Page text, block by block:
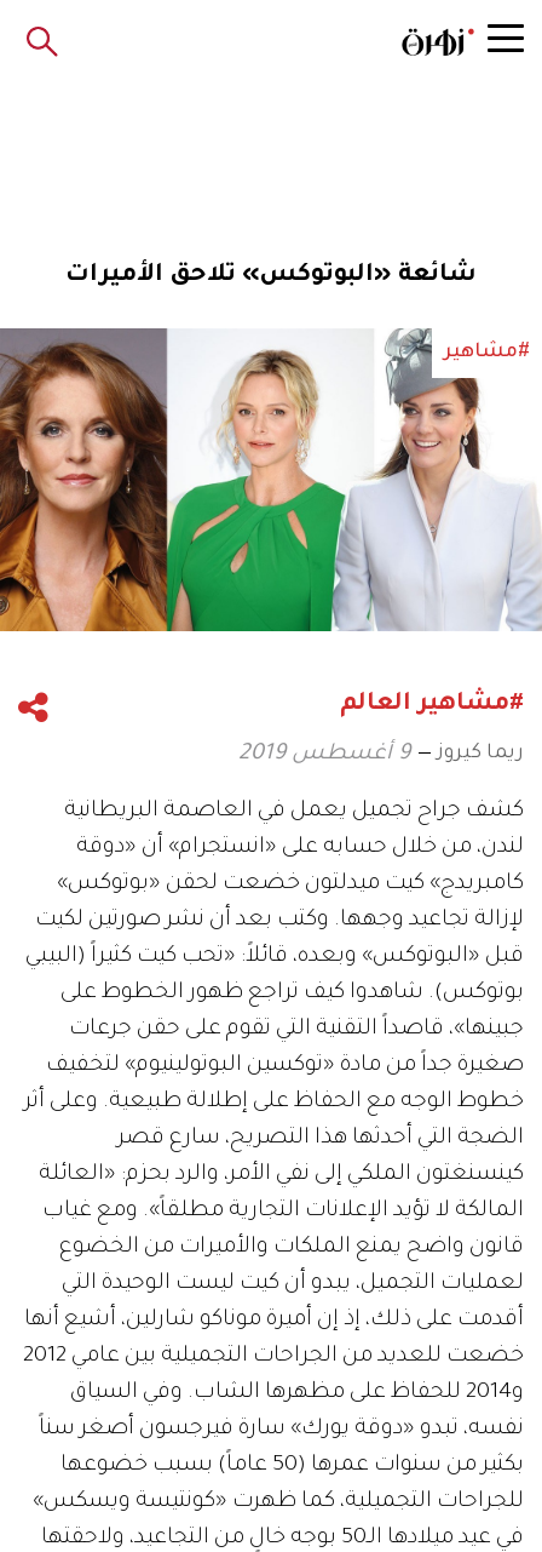
شائعة «البوتوكس» تلاحق الأميرات
#مشاهير
#مشاهير العالم
ريما كيروز 9 أغسطس 2019
كشف جراح تجميل يعمل في العاصمة البريطانية
لندن، من خلال حسابه على «انستجرام» أن «دوقة
كامبريدج» كيت ميدلتون خضعت لحقن «بوتوكس»
لإزالة تجاعيد وجهها. وكتب بعد أن نشر صورتين لكيت
قبل «البوتوكس» وبعده، قائلاً: «تحب كيت كثيراً (البيبي
بوتوكس). شاهدوا كيف تراجع ظهور الخطوط على
جبينها»، قاصداً التقنية التي تقوم على حقن جرعات
صغيرة جداً من مادة «توكسين البوتولينيوم» لتخفيف
خطوط الوجه مع الحفاظ على إطلالة طبيعية. وعلى أثر
الضجة التي أحدثها هذا التصريح، سارع قصر
كينسنغتون الملكي إلى نفي الأمر، والرد بحزم: «العائلة
المالكة لا تؤيد الإعلانات التجارية مطلقاً». ومع غياب
قانون واضح يمنع الملكات والأميرات من الخضوع
لعمليات التجميل، يبدو أن كيت ليست الوحيدة التي
أقدمت على ذلك، إذ إن أميرة موناكو شارلين، أشيع أنها
خضعت للعديد من الجراحات التجميلية بين عامي 2012
و2014 للحفاظ على مظهرها الشاب. وفي السياق
نفسه، تبدو «دوقة يورك» سارة فيرجسون أصغر سناً
بكثير من سنوات عمرها (50 عاماً) بسبب خضوعها
للجراحات التجميلية، كما ظهرت «كونتيسة ويسكس»
في عيد ميلادها الـ50 بوجه خالٍ من التجاعيد، ولاحقتها